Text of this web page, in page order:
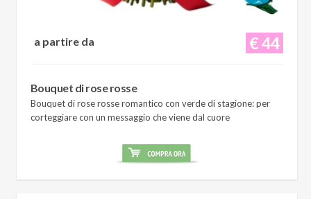
€ 44
a partire da
Bouquet di rose rosse
Bouquet di rose rosse romantico con verde di stagione: per
corteggiare con un messaggio che viene dal cuore